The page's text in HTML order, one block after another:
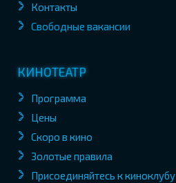
Контакты
Свободные вакансии
КИНОТЕАТР
Программа
Цены
Скоро в кино
Золотые правила
Присоединяйтесь к киноклубу